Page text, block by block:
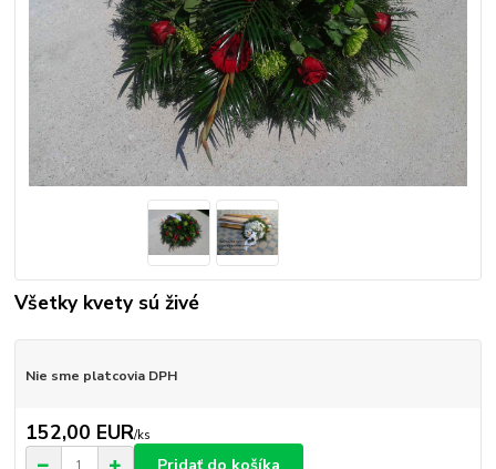
Všetky kvety sú živé
Nie sme platcovia DPH
152,00 EUR/ks